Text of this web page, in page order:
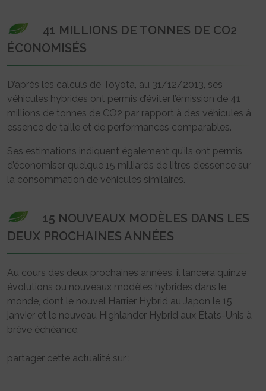
41 MILLIONS DE TONNES DE CO2
ÉCONOMISÉS
D’après les calculs de Toyota, au 31/12/2013, ses
véhicules hybrides ont permis d’éviter l’émission de 41
millions de tonnes de CO2 par rapport à des véhicules à
essence de taille et de performances comparables.
Ses estimations indiquent également qu’ils ont permis
d’économiser quelque 15 milliards de litres d’essence sur
la consommation de véhicules similaires.
15 NOUVEAUX MODÈLES DANS LES
DEUX PROCHAINES ANNÉES
Au cours des deux prochaines années, il lancera quinze
évolutions ou nouveaux modèles hybrides dans le
monde, dont le nouvel Harrier Hybrid au Japon le 15
janvier et le nouveau Highlander Hybrid aux États-Unis à
brève échéance.
partager cette actualité sur :